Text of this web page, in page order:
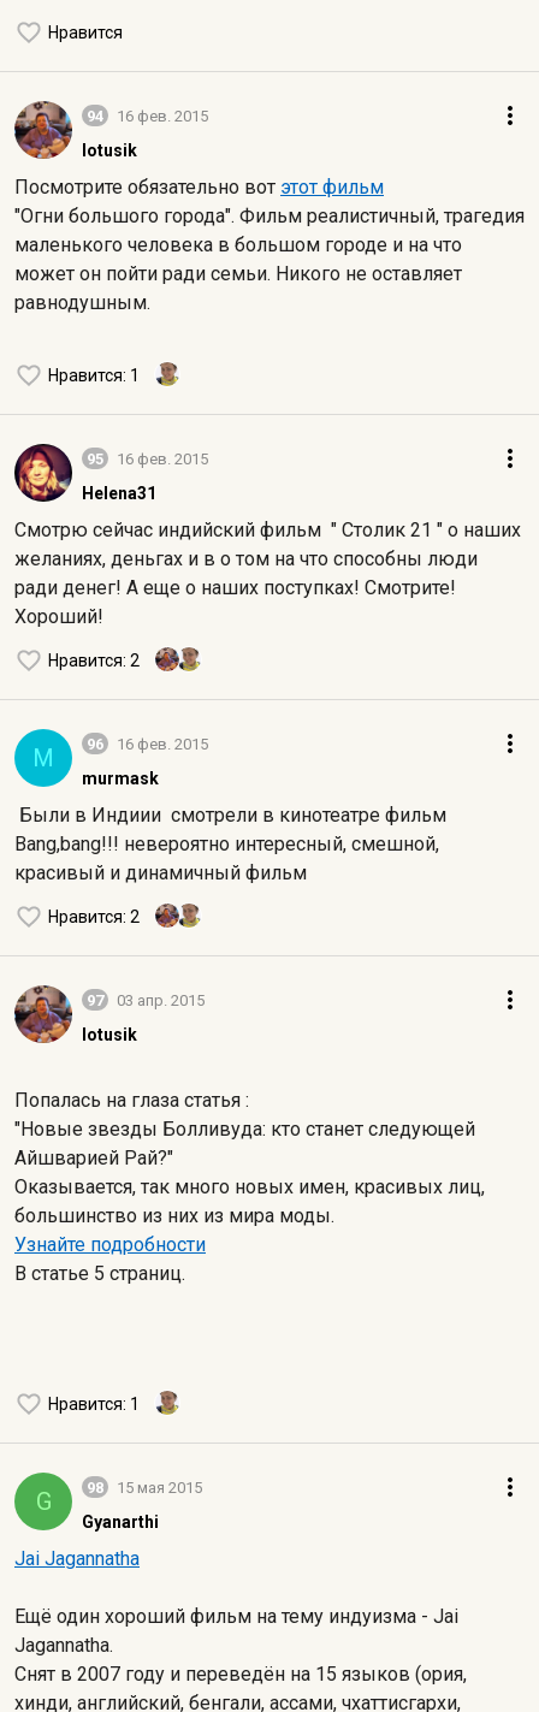
Нравится
94 16 фев. 2015
lotusik
Посмотрите обязательно вот этот фильм
"Огни большого города". Фильм реалистичный, трагедия
маленького человека в большом городе и на что
может он пойти ради семьи. Никого не оставляет
равнодушным.
Нравится: 1
95 16 фев. 2015
Helena31
Смотрю сейчас индийский фильм " Столик 21 " о наших
желаниях, деньгах и в о том на что способны люди
ради денег! А еще о наших поступках! Смотрите!
Хороший!
Нравится: 2
M 96 16 фев. 2015
murmask
Были в Индиии смотрели в кинотеатре фильм
Bang,bang!!! невероятно интересный, смешной,
красивый и динамичный фильм
Нравится: 2
97 03 апр. 2015
lotusik
Попалась на глаза статья :
"Новые звезды Болливуда: кто станет следующей
Айшварией Рай?"
Оказывается, так много новых имен, красивых лиц,
большинство из них из мира моды.
Узнайте подробности
В статье 5 страниц.
Нравится: 1
G 98 15 мая 2015
Gyanarthi
Jai Jagannatha
Ещё один хороший фильм на тему индуизма - Jai
Jagannatha.
Снят в 2007 году и переведён на 15 языков (ория,
хинди, английский, бенгали, ассами, чхаттисгархи,